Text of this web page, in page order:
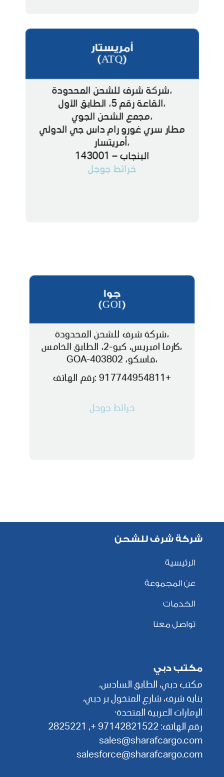
أمريستار
(ATQ)
،شركة شرف للشحن المحدودة
،القاعة رقم 5، الطابق الأول
،مجمع الشحن الجوي
مطار سري غورو رام داس جي الدولي
،أمريتسار
البنجاب – 143001
خرائط جوجل
جوا
(GOI)
،شركة شرف للشحن المحدودة
،كارما امبريس، كيو-2، الطابق الخامس
،فاسكو، GOA-403802
+917744954811 :رقم الهاتف
خرائط جوجل
شركة شرف للشحن
الرئيسية
عن المجموعة
الخدمات
تواصل معنا
مكتب دبي
مكتب دبي، الطابق السادس،
بناية شرف، شارع المنخول بر دبي،
الإمارات العربية المتحدة·
رقم الهاتف: 97142821522 +,
2825221
sales@sharafcargo.com
salesforce@sharafcargo.com